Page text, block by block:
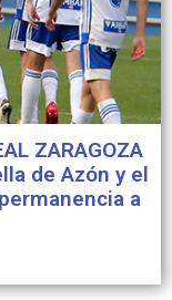
ZARAGOZA
de Azón y el
a